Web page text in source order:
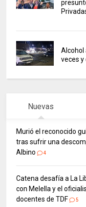
Alcohol
veces y
Nuevas
Murió el reconocido
tras sufrir una
Albino
4
Catena desafía a La
con Melella y el
docentes de TDF
5